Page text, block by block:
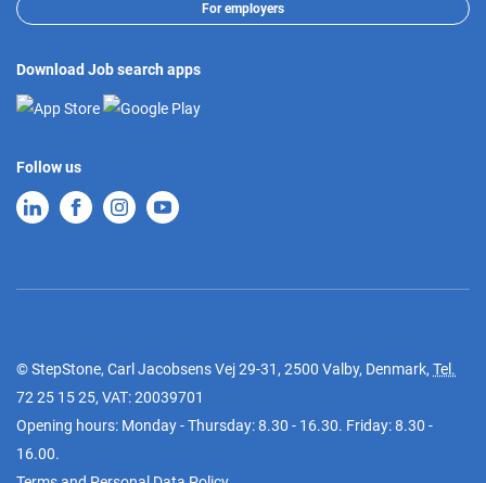
For employers
Download Job search apps
Follow us
© StepStone, Carl Jacobsens Vej 29-31, 2500 Valby, Denmark, Tel.
72 25 15 25, VAT: 20039701
Opening hours: Monday - Thursday: 8.30 - 16.30. Friday: 8.30 -
16.00.